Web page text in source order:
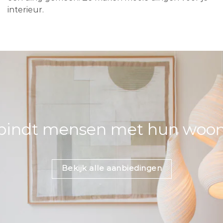
interieur.
mensen met hun
Bekijk alle aanbiedingen